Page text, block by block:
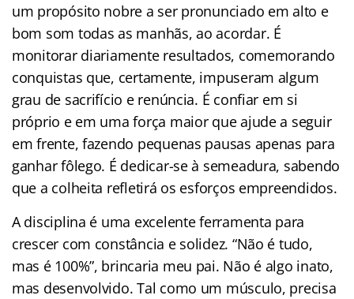
um propósito nobre a ser pronunciado em alto e
bom som todas as manhãs, ao acordar. É
monitorar diariamente resultados, comemorando
conquistas que, certamente, impuseram algum
grau de sacrifício e renúncia. É confiar em si
próprio e em uma força maior que ajude a seguir
em frente, fazendo pequenas pausas apenas para
ganhar fôlego. É dedicar-se à semeadura, sabendo
que a colheita refletirá os esforços empreendidos.
A disciplina é uma excelente ferramenta para
crescer com constância e solidez. “Não é tudo,
mas é 100%”, brincaria meu pai. Não é algo inato,
mas desenvolvido. Tal como um músculo, precisa